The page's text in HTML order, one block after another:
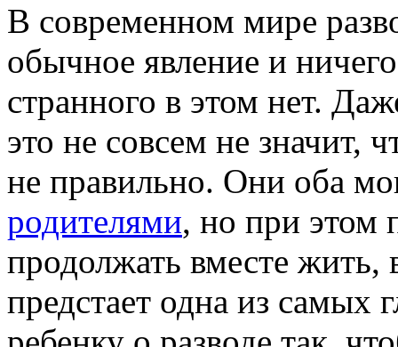
В современном мире
обычное явление и
странного в этом нет.
это не совсем не значит,
не правильно. Они оба
родителями, но при этом
продолжать вместе жить,
предстает одна из самых